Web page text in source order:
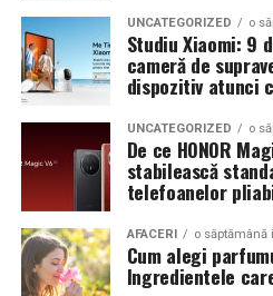
In acest context, anvelopele
echilibru intre aspect si
opteaza pentru anvelope care
indiferent de vreme sau sezon.
De ce conteaza tipul de
Cluj
Clujul este un oras in care
UNCATEGORIZED o
Studiu Xiaomi: 9
cameră de
dispozitiv atunci
UNCATEGORIZED o
De ce HONOR
stabilească
telefoanelor
AFACERI o săptămână
Cum alegi
Ingredientele